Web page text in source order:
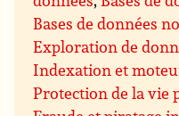
Bases de données
Exploration de
Indexation et
Protection de la vie